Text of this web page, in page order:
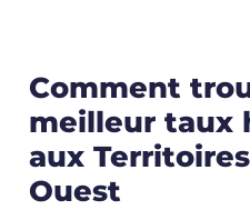
Comment
meilleur taux
aux
Ouest